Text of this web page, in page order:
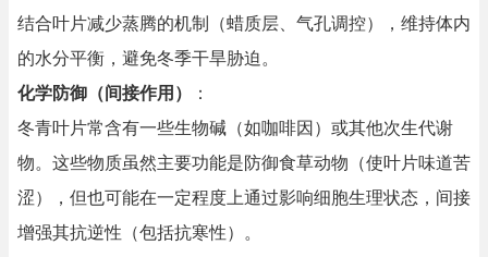
结合叶片减少蒸腾的机制（蜡质层、气孔调控），维持体内
的水分平衡，避免冬季干旱胁迫。
化学防御（间接作用）
：
冬青叶片常含有一些生物碱（如咖啡因）或其他次生代谢
物。这些物质虽然主要功能是防御食草动物（使叶片味道苦
涩），但也可能在一定程度上通过影响细胞生理状态，间接
增强其抗逆性（包括抗寒性）。